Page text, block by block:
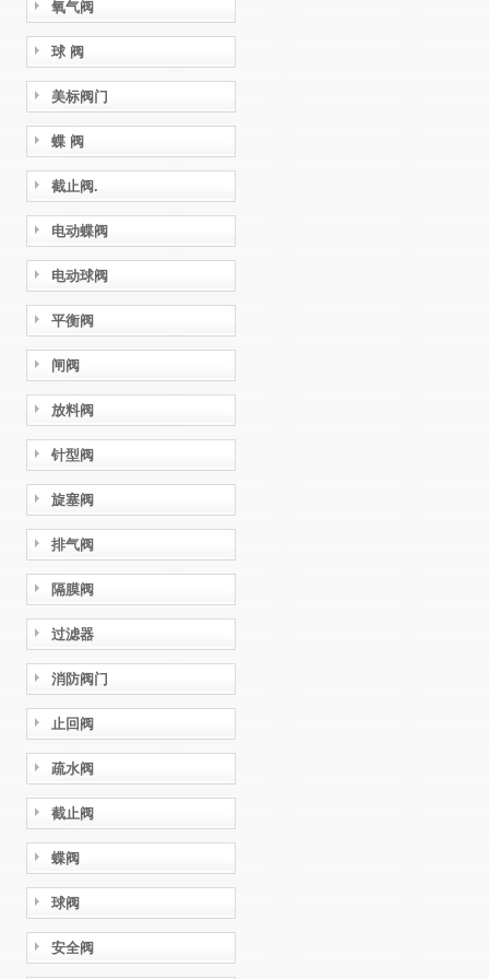
氧气阀
球 阀
美标阀门
蝶 阀
截止阀.
电动蝶阀
电动球阀
平衡阀
闸阀
放料阀
针型阀
旋塞阀
排气阀
隔膜阀
过滤器
消防阀门
止回阀
疏水阀
截止阀
蝶阀
球阀
安全阀